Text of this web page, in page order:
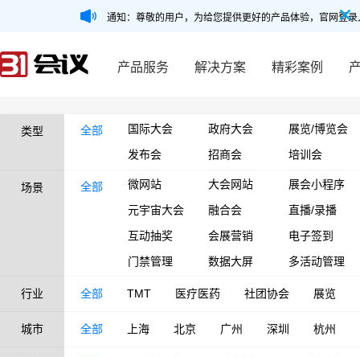
通知：尊敬的用户，为给您提供更好的产品体验，官网登
产品服务 解决方案 精彩案例
类型 全部 国际大会 政府大会
展览/博览会
发布会
招商会 培训会
场景 全部 微网站 大会网站
展会小程序
元宇宙大会
融合会
直播/录播
互动抽奖
会展营销
电子签到
门禁管理
数据大屏 多活动管理
行业 全部 TMT 医疗医药 社团协会 展览
城市 全部 上海 北京 广州 深圳 杭州